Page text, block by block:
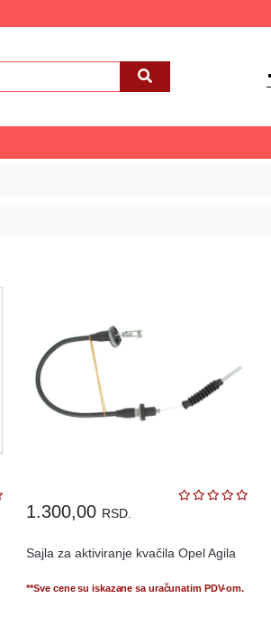
1.300,00 RSD.
Sajla za aktiviranje kvačila Opel Agila
**Sve cene su iskazane sa uračunatim PDV-om.